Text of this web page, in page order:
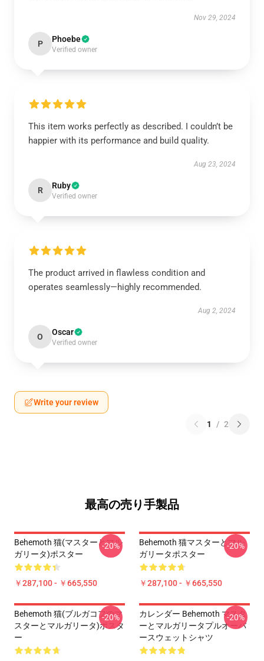
Nov 29, 2024
P Phoebe
Verified owner
This item works perfectly as described. I couldn’t be
happier with its performance and build quality.
Aug 23, 2024
R Ruby
Verified owner
The product arrived in flawless condition and
operates seamlessly—highly recommended.
Aug 2, 2024
O Oscar
Verified owner
Write your review
1 / 2
最高の売り手製品
Behemoth 猫(マスターとマル
ガリータ)ポスター
￥287,100 - ￥665,550
-20%
Behemoth 猫マスターとマル
ガリータポスター
￥287,100 - ￥665,550
-20%
Behemoth 猫(ブルガコフのマ
スターとマルガリータ)ポスタ
ー
-20%
カレンダー Behemoth マスタ
ーとマルガリータプルオーバ
ースウェットシャツ
-20%